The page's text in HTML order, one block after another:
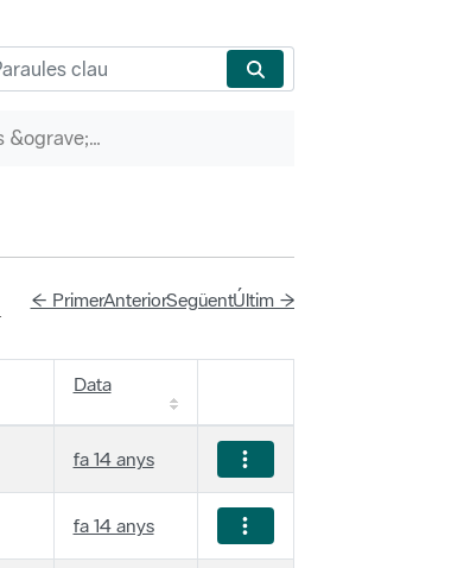
P&agrave;gines &ograve;rfenes
← PrimerAnteriorSegüentÚltim →
Data
fa 14 anys
fa 14 anys